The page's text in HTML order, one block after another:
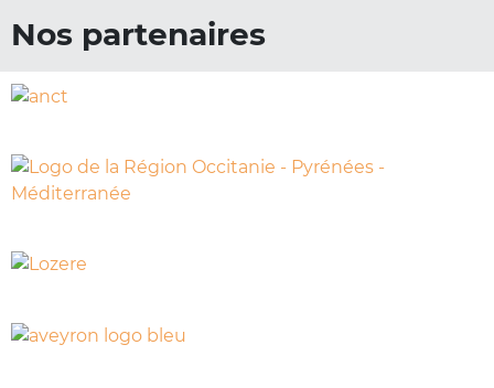
Nos partenaires